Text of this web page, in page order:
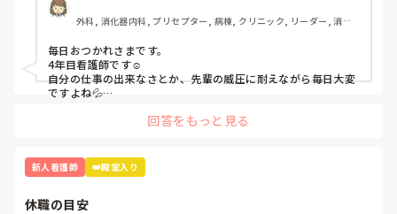
外科, 消化器内科, プリセプター, 病棟, クリニック, リーダー, 消化
毎日おつかれさまです。
4年目看護師です☺️
自分の仕事の出来なさとか、先輩の威圧に耐えながら毎日大変
ですよね💦
期にテキパキ動くのはやっぱり難しいのではないかなーと思い
私もたくさんいろんなことを言われてきました😂
私も言われた時に「すみません💦」と言いながらも心の中では
成長するための通過点！と思って勉強や振り返りを頑張って、
回答をもっと見る
新人看護師 👑殿堂入り
休職の目安